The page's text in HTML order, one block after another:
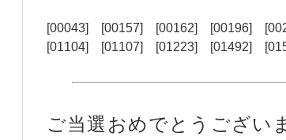
[00043] [00157] [00162] [00196]
[01104] [01107] [01223] [01492]
ご当選おめでとうござい